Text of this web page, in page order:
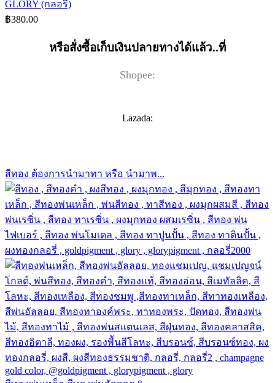
GLORY (กลอรี่)
฿380.00
หรือสั่งซื้อเก็บเงินปลายทางได้แล้ว..ที่
Shopee:
Lazada:
สีทอง ต้องการนำมาทา หรือ นำมาพ...